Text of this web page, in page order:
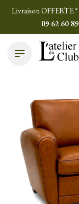
Livraison OFFERTE
09 62 60